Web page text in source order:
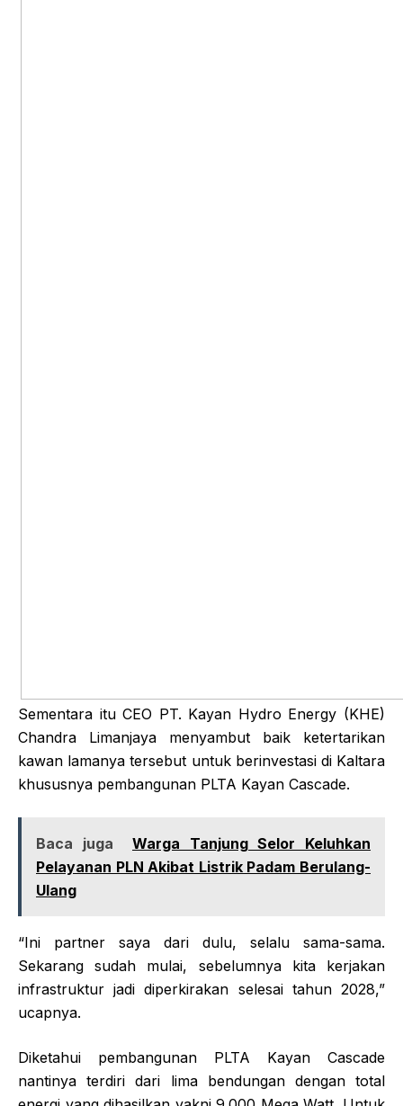
Sementara itu CEO PT. Kayan Hydro Energy (KHE)
Chandra Limanjaya menyambut baik ketertarikan
kawan lamanya tersebut untuk berinvestasi di Kaltara
khususnya pembangunan PLTA Kayan Cascade.
Baca juga
Warga Tanjung Selor Keluhkan
Pelayanan PLN Akibat Listrik Padam Berulang-
Ulang
“Ini partner saya dari dulu, selalu sama-sama.
Sekarang sudah mulai, sebelumnya kita kerjakan
infrastruktur jadi diperkirakan selesai tahun 2028,”
ucapnya.
Diketahui pembangunan PLTA Kayan Cascade
nantinya terdiri dari lima bendungan dengan total